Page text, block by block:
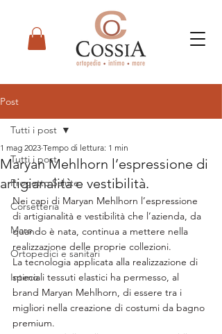
Post
Tutti i post
Progetto Salute
Corsetteria
Mare
Ortopedici e sanitari
Intimo
Tutti i post
Maryan Mehlhorn l’espressione di
artigianalità e vestibilità.
1 mag 2023 Tempo di lettura: 1 min
Nei capi di Maryan Mehlhorn l’espressione
di artigianalità e vestibilità che l’azienda, da
quando è nata, continua a mettere nella
realizzazione delle proprie collezioni.
La tecnologia applicata alla realizzazione di
speciali tessuti elastici ha permesso, al
brand Maryan Mehlhorn, di essere tra i
migliori nella creazione di costumi da bagno
premium.